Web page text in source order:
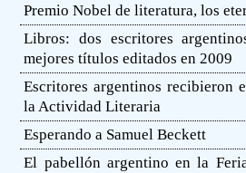
Premio Nobel de literatura, los
Libros: dos escritores
mejores títulos editados en 2009
Escritores argentinos recibieron
la Actividad Literaria
Esperando a Samuel Beckett
El pabellón argentino en la